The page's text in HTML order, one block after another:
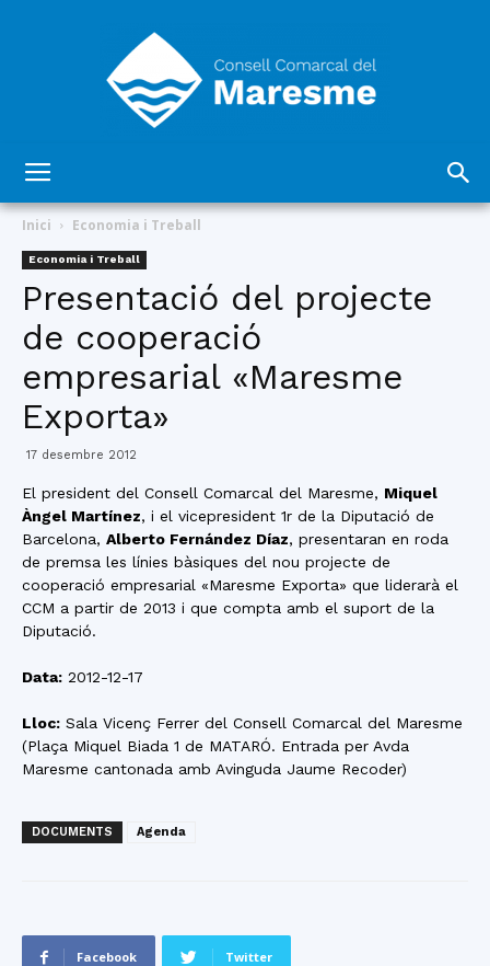
Comarcal
del
Maresme
Inici Economia i Treball
Economia i Treball
Presentació del projecte
de cooperació
empresarial «Maresme
Exporta»
17 desembre 2012
El president del Consell Comarcal del Maresme, Miquel
Àngel Martínez, i el vicepresident 1r de la Diputació de
Barcelona, Alberto Fernández Díaz, presentaran en roda
de premsa les línies bàsiques del nou projecte de
cooperació empresarial «Maresme Exporta» que liderarà el
CCM a partir de 2013 i que compta amb el suport de la
Diputació.
Data: 2012-12-17
Lloc: Sala Vicenç Ferrer del Consell Comarcal del Maresme
(Plaça Miquel Biada 1 de MATARÓ. Entrada per Avda
Maresme cantonada amb Avinguda Jaume Recoder)
DOCUMENTS Agenda
Facebook Twitter